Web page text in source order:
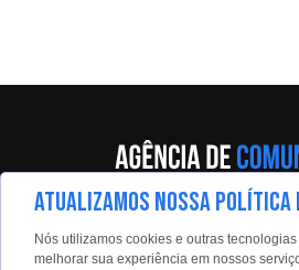
Av. Eng. Caetano
Limão, São Paulo,
ATUALIZAMOS NOSSA POLÍTICA
Nós utilizamos cookies e outras
melhorar sua experiência em nossos